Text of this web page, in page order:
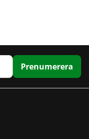
Prenumerera